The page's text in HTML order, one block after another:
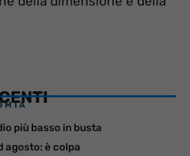
più basso in busta
agosto: è colpa